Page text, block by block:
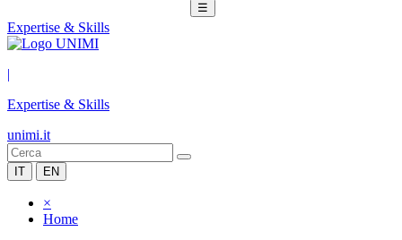
☰
Expertise & Skills
|
Expertise & Skills
unimi.it
IT EN
×
Home